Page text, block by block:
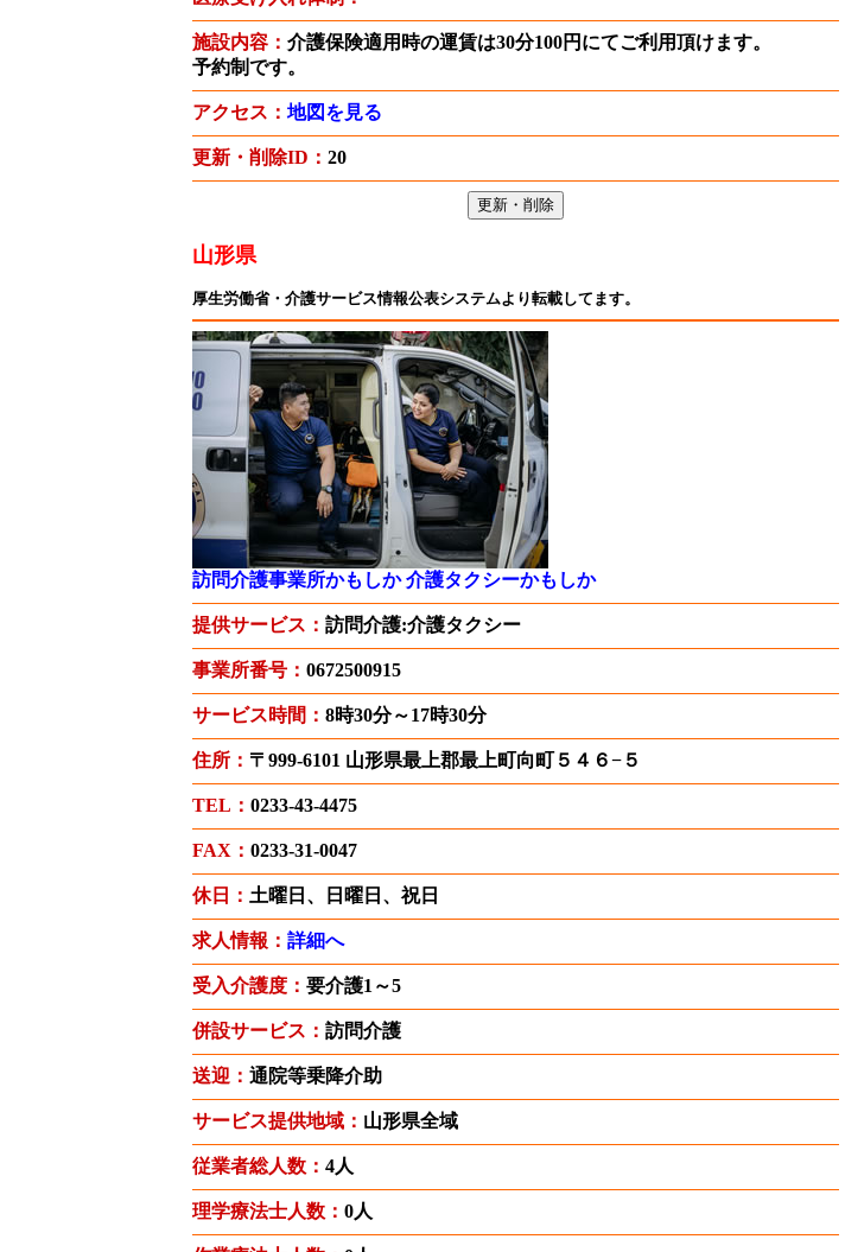
施設内容： 介護保険適用時の運賃は30分100円にてご利用頂けます。
予約制です。
アクセス： 地図を見る
更新・削除ID： 20
山形県
厚生労働省・介護サービス情報公表システムより転載してます。
訪問介護事業所かもしか 介護タクシーかもしか
提供サービス： 訪問介護:介護タクシー
事業所番号： 0672500915
サービス時間： 8時30分～17時30分
住所： 〒999-6101 山形県最上郡最上町向町５４６−５
TEL： 0233-43-4475
FAX： 0233-31-0047
休日： 土曜日、日曜日、祝日
求人情報： 詳細へ
受入介護度： 要介護1～5
併設サービス： 訪問介護
送迎： 通院等乗降介助
サービス提供地域： 山形県全域
従業者総人数： 4人
理学療法士人数： 0人